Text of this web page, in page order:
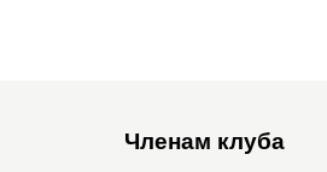
Членам клуба